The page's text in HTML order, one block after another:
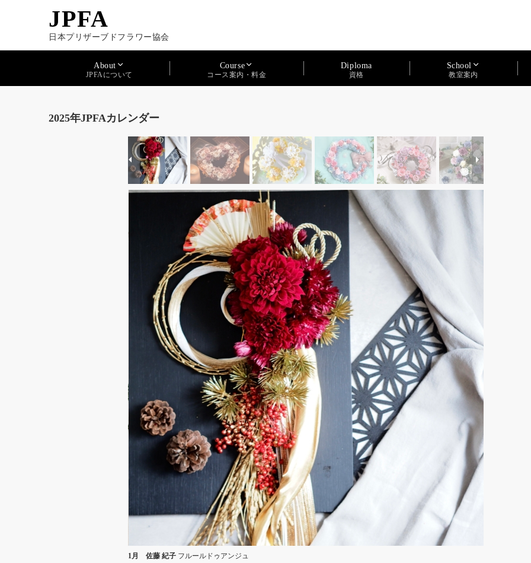
JPFA
日本プリザーブドフラワー協会
About
JPFAについて
Course
コース案内・料金
Diploma
資格
School
教室案内
2025年JPFAカレンダー
1月 佐藤 紀子 フルールドゥアンジュ